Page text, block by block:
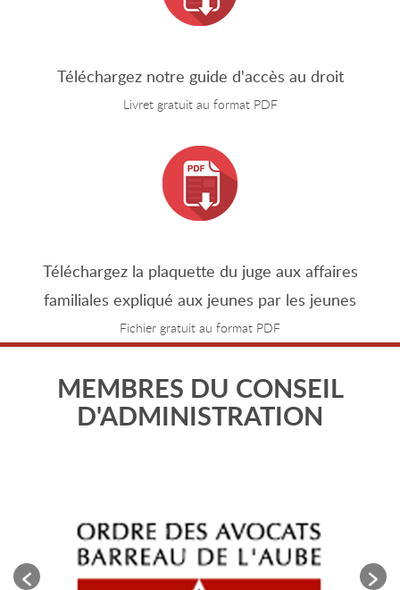
Téléchargez notre guide d'accès au droit
Livret gratuit au format PDF
Téléchargez la plaquette du juge aux affaires
familiales expliqué aux jeunes par les jeunes
Fichier gratuit au format PDF
MEMBRES DU CONSEIL
D'ADMINISTRATION